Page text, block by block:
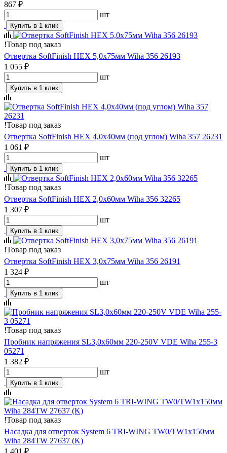
867 ₽
шт
Купить в 1 клик
!Товар под заказ
Отвертка SoftFinish HEX 5,0х75мм Wiha 356 26193
1 055 ₽
шт
Купить в 1 клик
!Товар под заказ
Отвертка SoftFinish HEX 4,0х40мм (под углом) Wiha 357 26231
1 061 ₽
шт
Купить в 1 клик
!Товар под заказ
Отвертка SoftFinish HEX 2,0х60мм Wiha 356 32265
1 307 ₽
шт
Купить в 1 клик
!Товар под заказ
Отвертка SoftFinish HEX 3,0х75мм Wiha 356 26191
1 324 ₽
шт
Купить в 1 клик
!Товар под заказ
Пробник напряжения SL3,0x60мм 220-250V VDE Wiha 255-3
05271
1 382 ₽
шт
Купить в 1 клик
!Товар под заказ
Насадка для отверток System 6 TRI-WING TW0/TW1х150мм
Wiha 284TW 27637 (K)
1 401 ₽